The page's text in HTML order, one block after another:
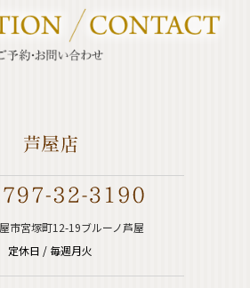
市宮塚町12-19ブルーノ芦屋
定休日 / 毎週月火